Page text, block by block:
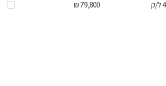
ל/ק 79,800 ₪